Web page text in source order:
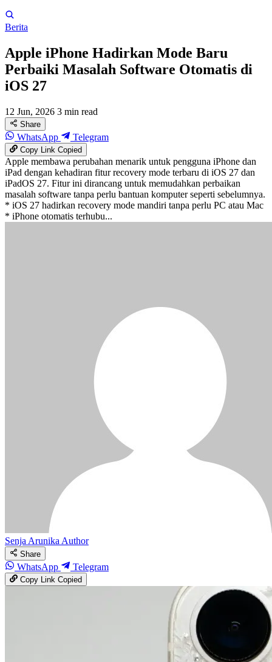
Berita
Apple iPhone Hadirkan Mode Baru
Perbaiki Masalah Software Otomatis di
iOS 27
12 Jun, 2026 3 min read
Share
WhatsApp Telegram
Copy LinkCopied
Apple membawa perubahan menarik untuk pengguna iPhone dan
iPad dengan kehadiran fitur recovery mode terbaru di iOS 27 dan
iPadOS 27. Fitur ini dirancang untuk memudahkan perbaikan
masalah software tanpa perlu bantuan komputer seperti sebelumnya.
* iOS 27 hadirkan recovery mode mandiri tanpa perlu PC atau Mac
* iPhone otomatis terhubu...
Senja ArunikaAuthor
Share
WhatsApp Telegram
Copy LinkCopied